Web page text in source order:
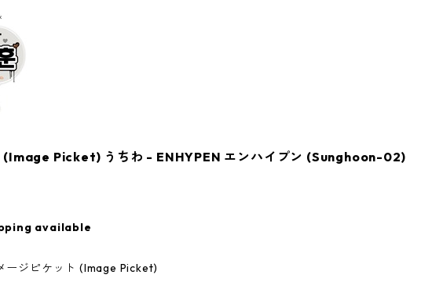
(Image Picket) うちわ - ENHYPEN エンハイプン (Sunghoon-02)
available
ージピケット (Image Picket)